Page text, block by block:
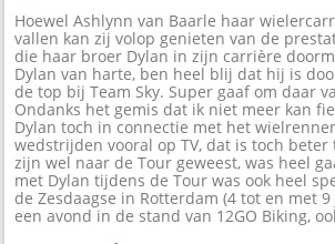
Hoewel Ashlynn van Baarle haar
vallen kan zij volop genieten van de
die haar broer Dylan in zijn carrière
Dylan van harte, ben heel blij dat hij is
de top bij Team Sky. Super gaaf om daar
Ondanks het gemis dat ik niet meer kan
Dylan toch in connectie met het
wedstrijden vooral op TV, dat is toch beter
zijn wel naar de Tour geweest, was heel
met Dylan tijdens de Tour was ook heel
de Zesdaagse in Rotterdam (4 tot en met 9
een avond in de stand van 12GO Biking,